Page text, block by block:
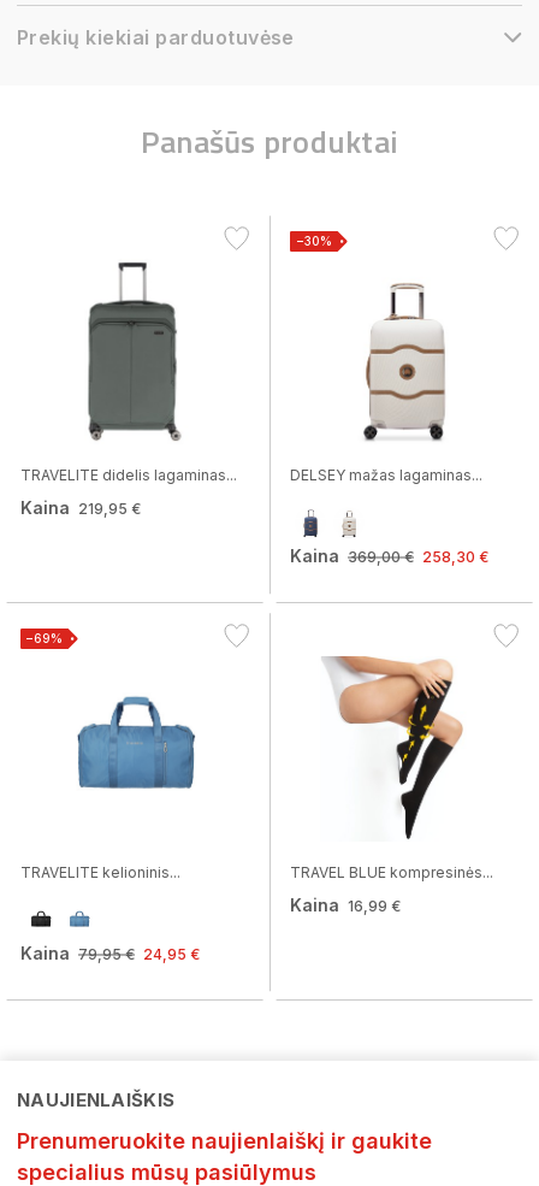
Prekių kiekiai parduotuvėse
Panašūs produktai
TRAVELITE didelis lagaminas...
Kaina 219,95 €
−30%
DELSEY mažas lagaminas...
Kaina 369,00 € 258,30 €
−69%
TRAVELITE kelioninis...
Kaina 79,95 € 24,95 €
TRAVEL BLUE kompresinės...
Kaina 16,99 €
NAUJIENLAIŠKIS
Prenumeruokite naujienlaiškį ir gaukite
specialius mūsų pasiūlymus